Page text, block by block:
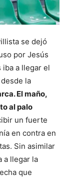
se dejó
por Jesús
a llegar el
la
El maño,
al palo
un fuerte
en contra en
Sin asimilar
a llegar la
que